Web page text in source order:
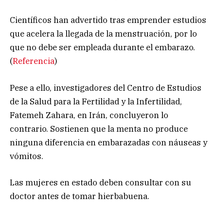
Científicos han advertido tras emprender estudios
que acelera la llegada de la menstruación, por lo
que no debe ser empleada durante el embarazo.
(Referencia)
Pese a ello, investigadores del Centro de Estudios
de la Salud para la Fertilidad y la Infertilidad,
Fatemeh Zahara, en Irán, concluyeron lo
contrario. Sostienen que la menta no produce
ninguna diferencia en embarazadas con náuseas y
vómitos.
Las mujeres en estado deben consultar con su
doctor antes de tomar hierbabuena.